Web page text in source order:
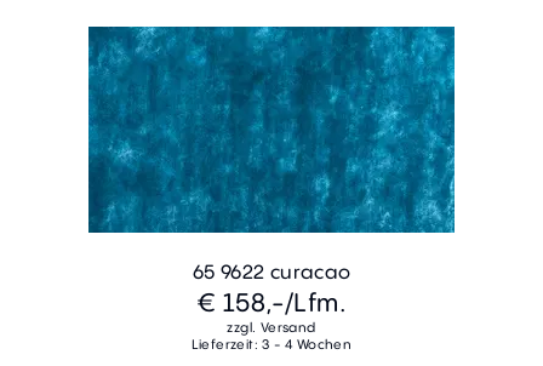
65 9622 curacao
€ 158,-/Lfm.
zzgl. Versand
Lieferzeit: 3 - 4 Wochen